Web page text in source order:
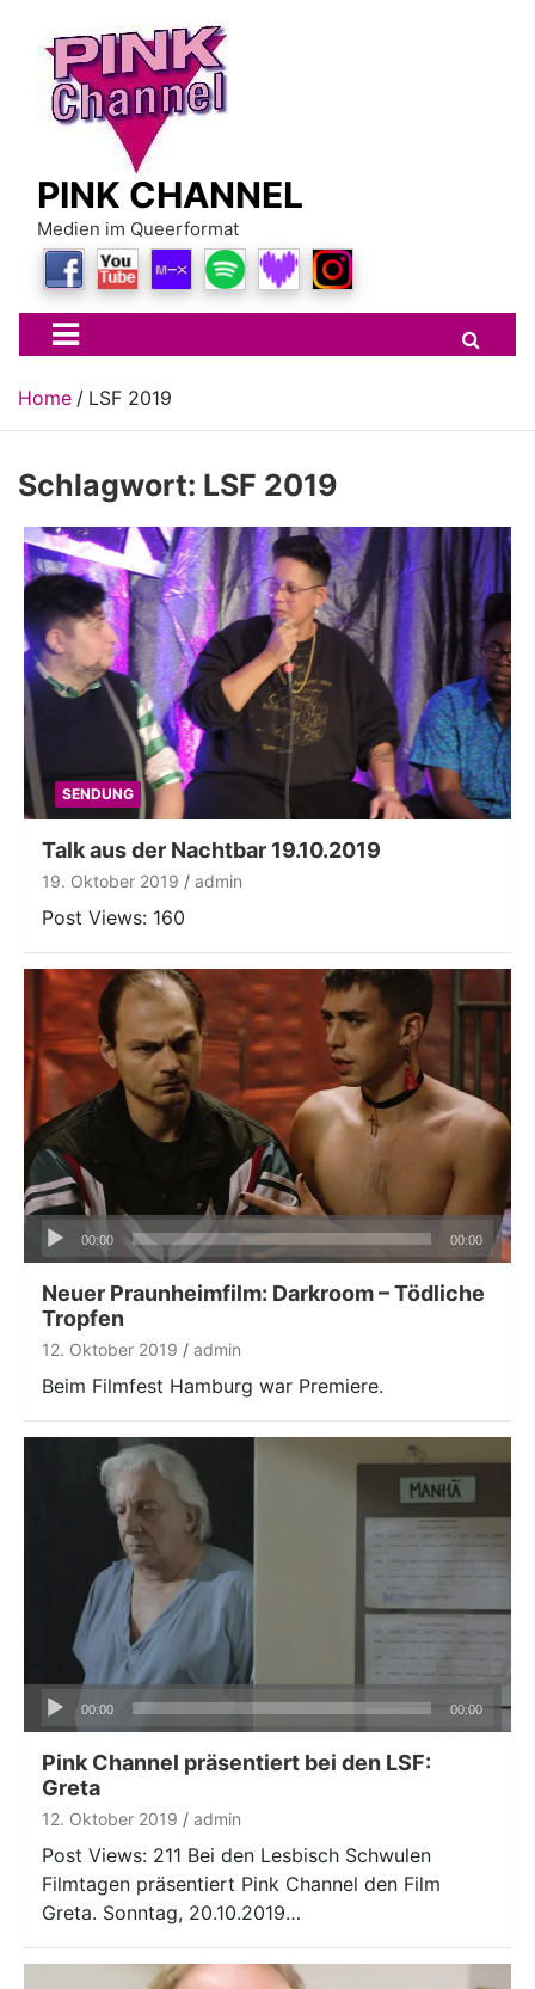
content
PINK CHANNEL
Medien im Queerformat
Home LSF 2019
Schlagwort: LSF 2019
SENDUNG
Talk aus der Nachtbar 19.10.2019
19. Oktober 2019 admin
Post Views: 160
Audio-
Player
00:00 00:00
Neuer Praunheimfilm: Darkroom – Tödliche
Tropfen
12. Oktober 2019 admin
Beim Filmfest Hamburg war Premiere.
Audio-
Player
00:00 00:00
Pink Channel präsentiert bei den LSF:
Greta
12. Oktober 2019 admin
Post Views: 211 Bei den Lesbisch Schwulen
Filmtagen präsentiert Pink Channel den Film
Greta. Sonntag, 20.10.2019…